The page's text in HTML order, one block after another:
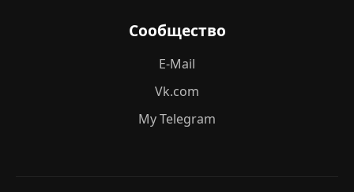
Сообщество
E-Mail
Vk.com
My Telegram